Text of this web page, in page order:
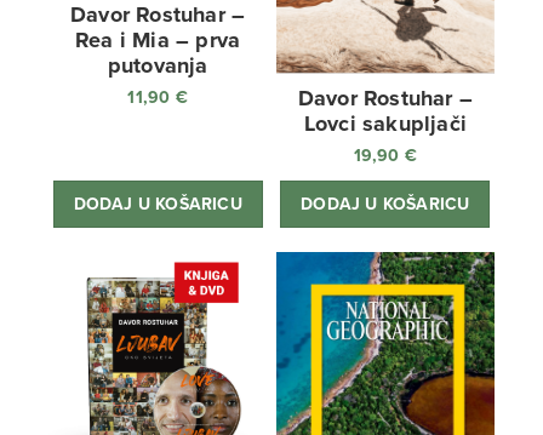
Davor Rostuhar –
Rea i Mia – prva
putovanja
11,90 €
DODAJ U KOŠARICU
Davor Rostuhar –
Lovci sakupljači
19,90 €
DODAJ U KOŠARICU